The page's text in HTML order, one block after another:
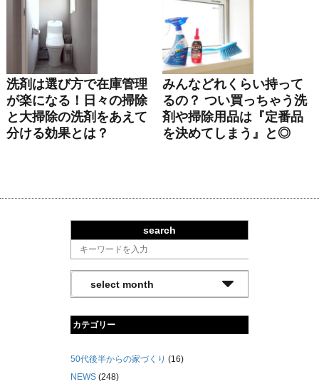
洗剤は選び方で在庫管理
が楽になる！日々の掃除
と大掃除の洗剤をあえて
分ける効果とは？
みんなどれくらい持って
るの？ つい買っちゃう洗
剤や掃除用品は『定番品
を決めてしまう』と◎
search
カテゴリー
50代後半からの家づくり (16)
NEWS (248)